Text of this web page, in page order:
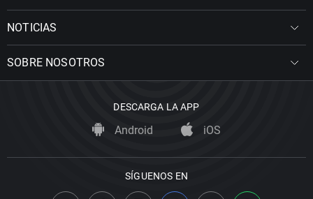
NOTICIAS
SOBRE NOSOTROS
DESCARGA LA APP
Android iOS
SÍGUENOS EN